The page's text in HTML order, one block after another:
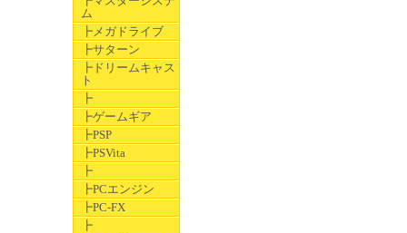
ム
┣メガドライブ
┣サターン
┣ドリームキャス
ト
┣
┣ゲームギア
┣PSP
┣PSVita
┣
┣PCエンジン
┣PC-FX
┣